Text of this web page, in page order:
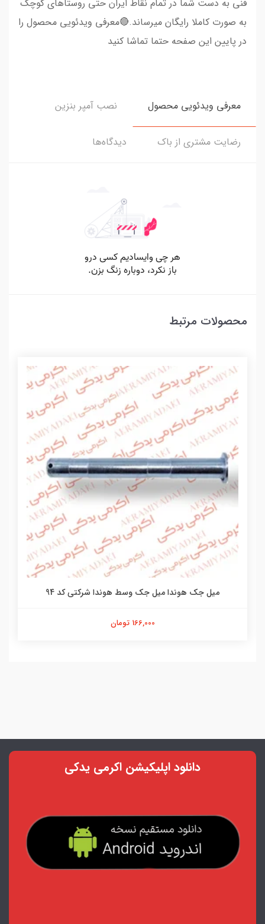
فنی به دست شما در تمام نقاط ایران حتی روستاهای کوچک
به صورت کاملا رایگان میرساند.🔴معرفی ویدئویی محصول را
در پایین این صفحه حتما تماشا کنید
معرفی ویدئویی محصول نصب آمپر بنزین
رضایت مشتری از باک دیدگاه‌ها
محصولات مرتبط
میل جک هوندا میل جک وسط هوندا شرکتی کد 94
166,000 تومان
دانلود اپلیکیشن اکرمی یدکی